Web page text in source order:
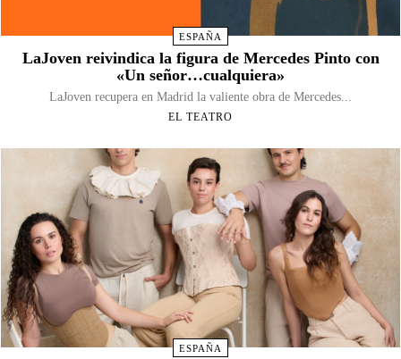
ESPAÑA
LaJoven reivindica la figura de Mercedes Pinto con
«Un señor…cualquiera»
LaJoven recupera en Madrid la valiente obra de Mercedes...
EL TEATRO
ESPAÑA